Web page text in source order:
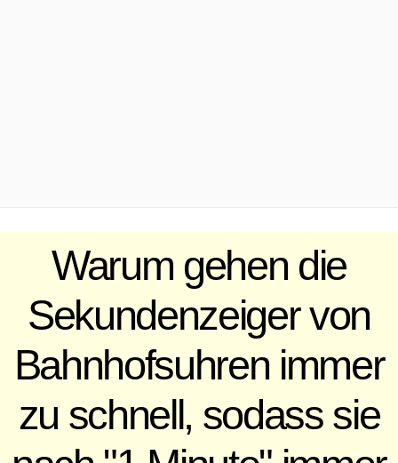
Warum gehen die
Sekundenzeiger von
Bahnhofsuhren immer
zu schnell, sodass sie